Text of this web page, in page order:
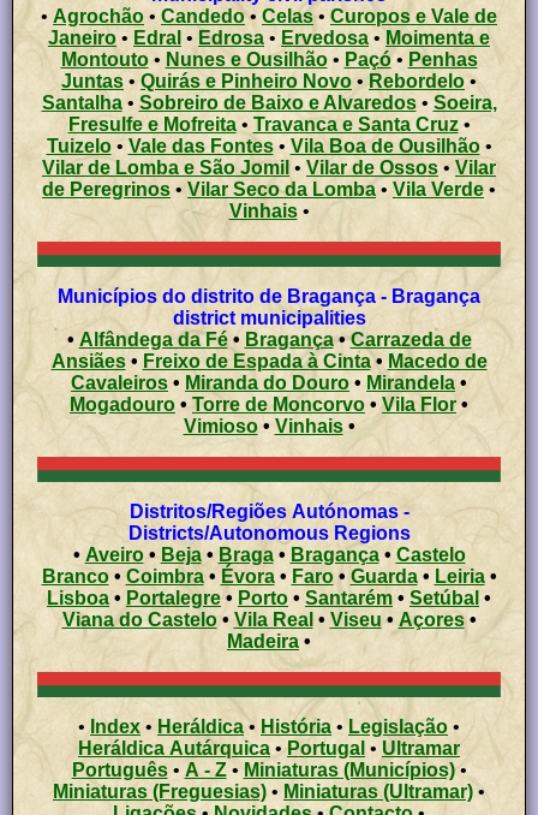
• Agrochão • Candedo• Celas• Curopos e Vale de
Janeiro • Edral • Edrosa • Ervedosa • Moimenta e
Montouto • Nunes e Ousilhão• Paçó• Penhas
Juntas • Quirás e Pinheiro Novo • Rebordelo•
Santalha• Sobreiro de Baixo e Alvaredos• Soeira,
Fresulfe e Mofreita• Travanca e Santa Cruz•
Tuizelo•Vale das Fontes• Vila Boa de Ousilhão•
Vilar de Lomba e São Jomil • Vilar de Ossos • Vilar
de Peregrinos • Vilar Seco da Lomba • Vila Verde •
Vinhais•
Municípios do distrito de Bragança - Bragança
district municipalities
• Alfândega da Fé• Bragança•Carrazeda de
Ansiães• Freixo de Espada à Cinta• Macedo de
Cavaleiros • Miranda do Douro • Mirandela •
Mogadouro •Torre de Moncorvo •Vila Flor •
Vimioso• Vinhais•
Distritos/Regiões Autónomas -
Districts/Autonomous Regions
• Aveiro• Beja• Braga• Bragança•Castelo
Branco• Coimbra• Évora• Faro• Guarda• Leiria•
Lisboa • Portalegre • Porto • Santarém • Setúbal •
Viana do Castelo•Vila Real • Viseu • Açores •
Madeira •
• Index • Heráldica• História • Legislação •
Heráldica Autárquica •Portugal • Ultramar
Português• A - Z• Miniaturas (Municípios)•
Miniaturas (Freguesias)• Miniaturas (Ultramar)•